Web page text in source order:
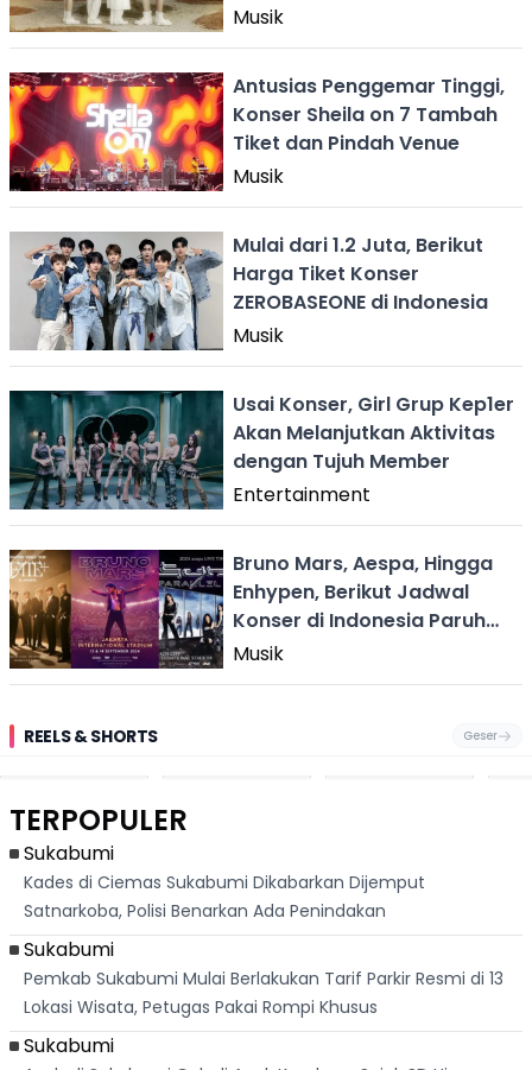
Musik
Antusias Penggemar Tinggi,
Konser Sheila on 7 Tambah
Tiket dan Pindah Venue
Musik
Mulai dari 1.2 Juta, Berikut
Harga Tiket Konser
ZEROBASEONE di Indonesia
Musik
Usai Konser, Girl Grup Kep1er
Akan Melanjutkan Aktivitas
dengan Tujuh Member
Entertainment
Bruno Mars, Aespa, Hingga
Enhypen, Berikut Jadwal
Konser di Indonesia Paruh
Kedua 2024
Musik
REELS & SHORTS Geser
Pantai
Cikembang,
Dari
Palabuhanratu
TERPOPULER
Sukabumi
Kades di Ciemas Sukabumi Dikabarkan Dijemput
Satnarkoba, Polisi Benarkan Ada Penindakan
Sukabumi
Pemkab Sukabumi Mulai Berlakukan Tarif Parkir Resmi di 13
Lokasi Wisata, Petugas Pakai Rompi Khusus
Sukabumi